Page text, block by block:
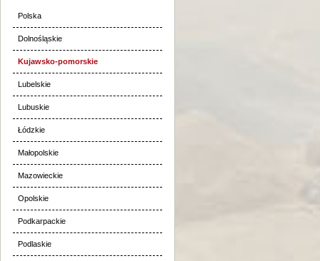
Polska
Dolnośląskie
Kujawsko-pomorskie
Lubelskie
Lubuskie
Łódzkie
Małopolskie
Mazowieckie
Opolskie
Podkarpackie
Podlaskie